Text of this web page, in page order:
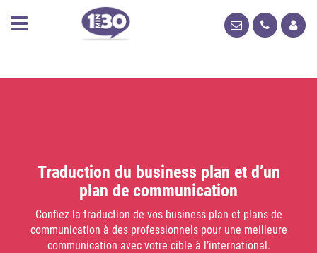
Traduction du business plan et d’un
plan de communication
Confiez la traduction de vos business plan et plans de
communication à des professionnels pour une meilleure
communication avec votre cible à l’international.